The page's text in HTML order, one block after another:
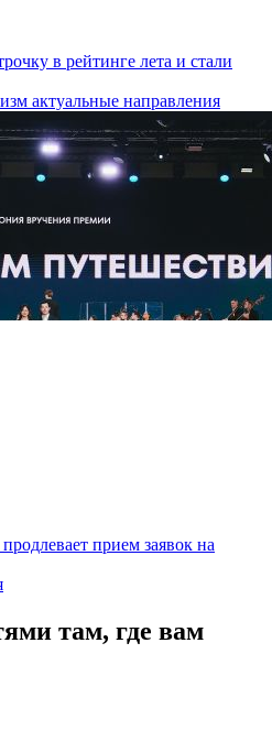
в рейтинге лета и стали
актуальные направления
прием заявок на
там, где вам